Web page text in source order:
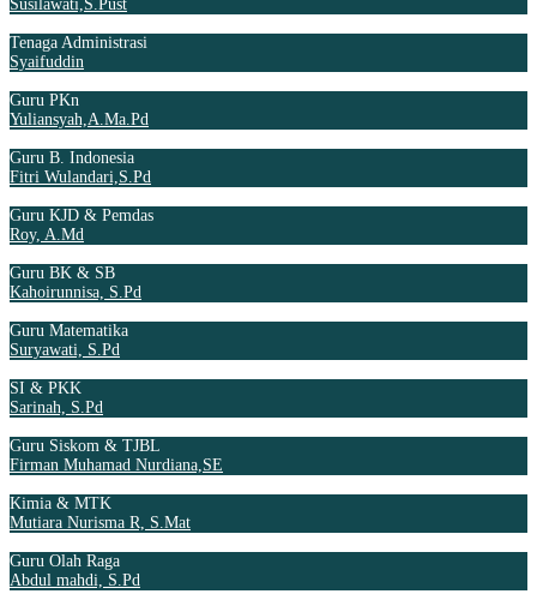
Susilawati,S.Pust
Tenaga Administrasi
Syaifuddin
Guru PKn
Yuliansyah,A.Ma.Pd
Guru B. Indonesia
Fitri Wulandari,S.Pd
Guru KJD & Pemdas
Roy, A.Md
Guru BK & SB
Kahoirunnisa, S.Pd
Guru Matematika
Suryawati, S.Pd
SI & PKK
Sarinah, S.Pd
Guru Siskom & TJBL
Firman Muhamad Nurdiana,SE
Kimia & MTK
Mutiara Nurisma R, S.Mat
Guru Olah Raga
Abdul mahdi, S.Pd